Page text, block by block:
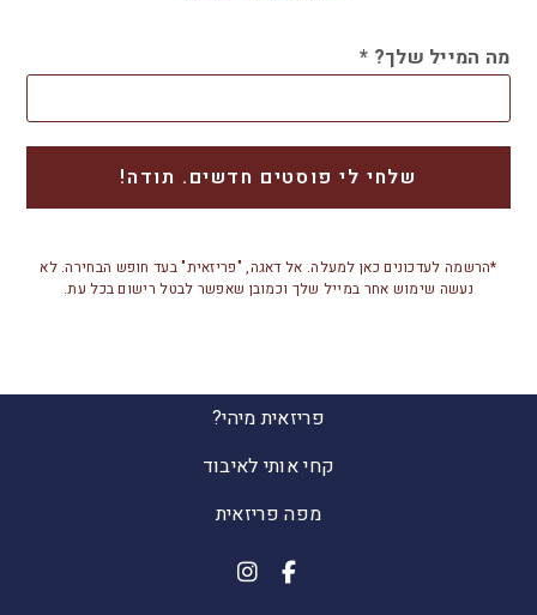
מה המייל שלך? *
*הרשמה לעדכונים כאן למעלה. אל דאגה, "פריזאית" בעד חופש הבחירה. לא
נעשה שימוש אחר במייל שלך וכמובן שאפשר לבטל רישום בכל עת.
פריזאית מיהי?
קחי אותי לאיבוד
מפה פריזאית